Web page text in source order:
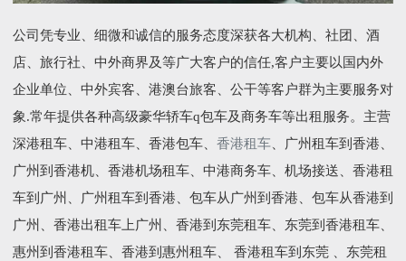
公司凭专业、细微和诚信的服务态度深获各大机构、社团、酒
店、旅行社、中外商界及等广大客户的信任,客户主要以国内外
企业单位、中外宾客、港澳台旅客、公干等客户群为主要服务对
象.常年提供各种高级豪华轿车q包车及商务车等出租服务。主营
深港租车、中港租车、香港包车、 香港租车、广州租车到香港、
广州到香港机、香港机场租车、中港商务车、机场接送、香港租
车到广州、广州租车到香港、包车从广州到香港、包车从香港到
广州、香港出租车上广州、香港到东莞租车、东莞到香港租车、
惠州到香港租车、香港到惠州租车、 香港租车到东莞 、东莞租